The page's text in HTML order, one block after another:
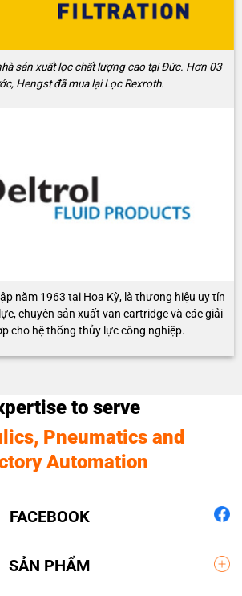
sản xuất lọc chất lượng cao tại Đức. Hơn 03
Hengst đã mua lại Lọc Rexroth.
năm 1963 tại Hoa Kỳ, là thương hiệu uy tín
chuyên sản xuất van cartridge và các giải
cho hệ thống thủy lực công nghiệp.
to serve
Pneumatics and
Automation
FACEBOOK
SẢN PHẨM